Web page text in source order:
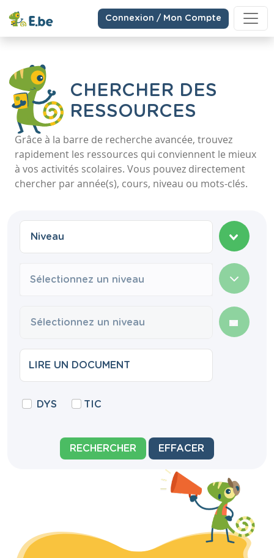
Connexion / Mon Compte
CHERCHER DES
RESSOURCES
Grâce à la barre de recherche avancée, trouvez
rapidement les ressources qui conviennent le mieux
à vos activités scolaires. Vous pouvez directement
chercher par année(s), cours, niveau ou mots-clés.
Sélectionnez un niveau
DYS TIC
RECHERCHER EFFACER